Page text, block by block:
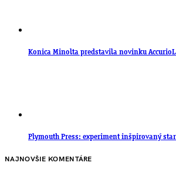
Konica Minolta predstavila novinku
Plymouth Press: experiment inšpirovaný
NAJNOVŠIE KOMENTÁRE